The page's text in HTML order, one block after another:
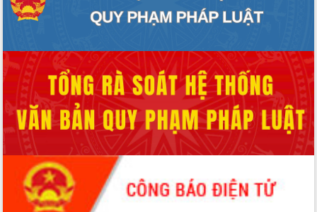
Đắk Lắk công bố Quy hoạch và xúc
Ngành cá ngừ Đắk Lắk chủ động thích
ứng để giữ vững thị trường xuất khẩu
Diễn đàn Kinh tế tư nhân Việt Nam đột
phá cơ chế - Hợp tác công tư
Đề án 06 tạo bước ngoặt đột phá trong
cải cách hành chính tỉnh Đắk Lắk
Kết nối tour, đẩy mạnh chuyển đổi số
để phát triển du lịch Đắk Lắk
Khởi động Dự án Đầu tư xây dựng hạ
tầng kỹ thuật Cụm công nghiệp Tân
Tiến